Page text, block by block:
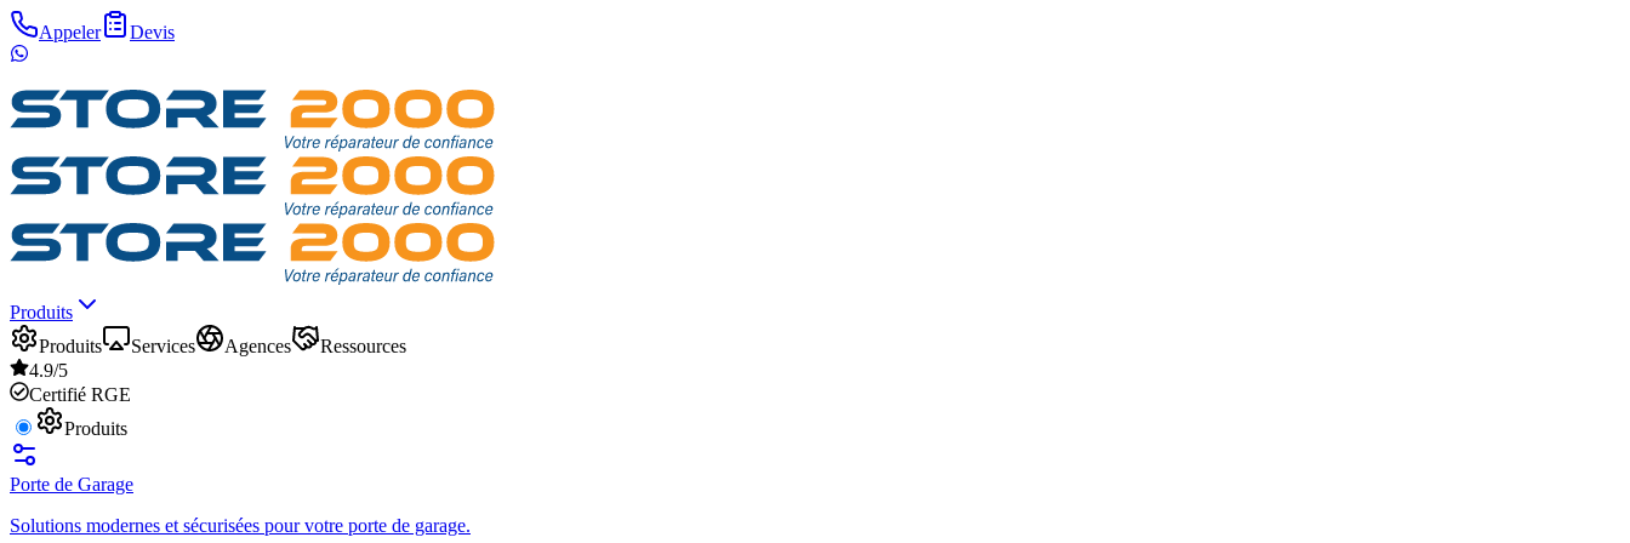
Appeler Devis
Produits
Produits
Services Agences
Ressources
4.9/5
Certifié RGE
Produits
Porte de Garage
Solutions modernes et sécurisées pour votre porte de garage.